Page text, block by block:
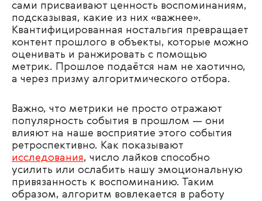
сами присваивают ценность воспоминаниям,
подсказывая, какие из них «важнее».
Квантифицированная ностальгия превращает
контент прошлого в объекты, которые можно
оценивать и ранжировать с помощью
метрик. Прошлое подаётся нам не хаотично,
а через призму алгоритмического отбора.
Важно, что метрики не просто отражают
популярность события в прошлом — они
влияют на наше восприятие этого события
ретроспективно. Как показывают
исследования, число лайков способно
усилить или ослабить нашу эмоциональную
привязанность к воспоминанию. Таким
образом, алгоритм вовлекается в работу